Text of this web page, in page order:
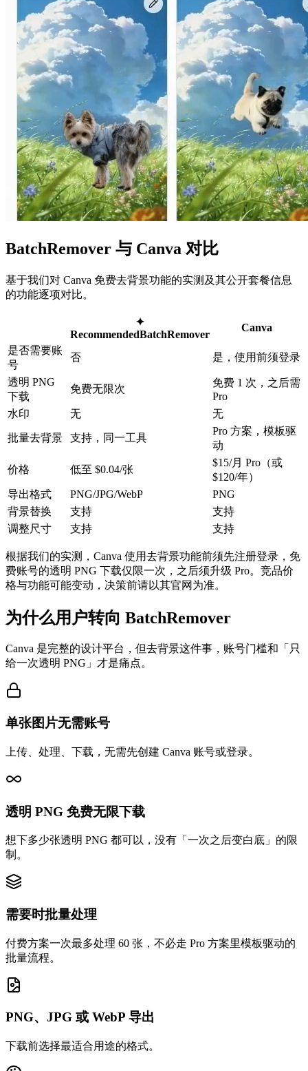
BatchRemover 与 Canva 对比
基于我们对 Canva 免费去背景功能的实测及其公开套餐信息
的功能逐项对比。
✦
RecommendedBatchRemover
Canva
是否需要账
号
否 是，使用前须登录
透明 PNG
下载
免费无限次
免费 1 次，之后需
Pro
水印
无 无
批量去背景 支持，同一工具
Pro 方案，模板驱
动
价格 低至 $0.04/张
$15/月 Pro（或
$120/年）
导出格式
PNG/JPG/WebP
PNG
背景替换
支持
支持
调整尺寸
支持 支持
根据我们的实测，Canva 使用去背景功能前须先注册登录，免
费账号的透明 PNG 下载仅限一次，之后须升级 Pro。竞品价
格与功能可能变动，决策前请以其官网为准。
为什么用户转向 BatchRemover
Canva 是完整的设计平台，但去背景这件事，账号门槛和「只
给一次透明 PNG」才是痛点。
单张图片无需账号
上传、处理、下载，无需先创建 Canva 账号或登录。
透明 PNG 免费无限下载
想下多少张透明 PNG 都可以，没有「一次之后变白底」的限
制。
需要时批量处理
付费方案一次最多处理 60 张，不必走 Pro 方案里模板驱动的
批量流程。
PNG、JPG 或 WebP 导出
下载前选择最适合用途的格式。